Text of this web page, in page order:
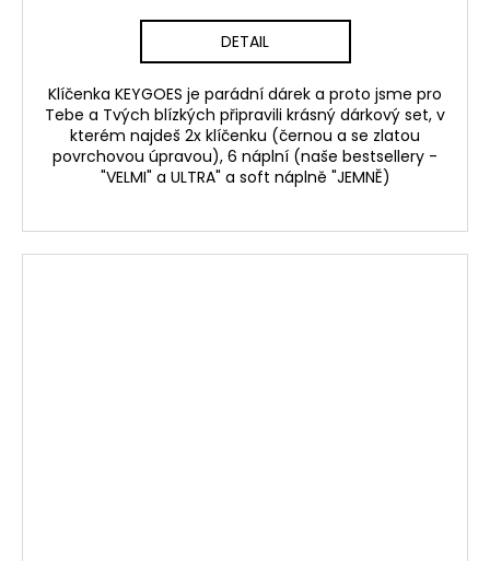
DETAIL
Klíčenka KEYGOES je parádní dárek a proto jsme pro
Tebe a Tvých blízkých připravili krásný dárkový set, v
kterém najdeš 2x klíčenku (černou a se zlatou
povrchovou úpravou), 6 náplní (naše bestsellery -
"VELMI" a ULTRA" a soft náplně "JEMNĚ)